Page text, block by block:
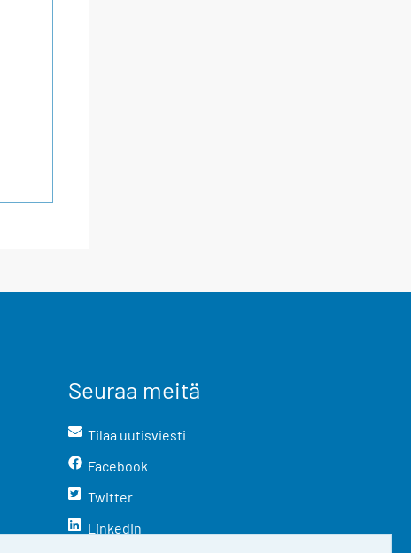
Seuraa meitä
Tilaa uutisviesti
Facebook
Twitter
LinkedIn